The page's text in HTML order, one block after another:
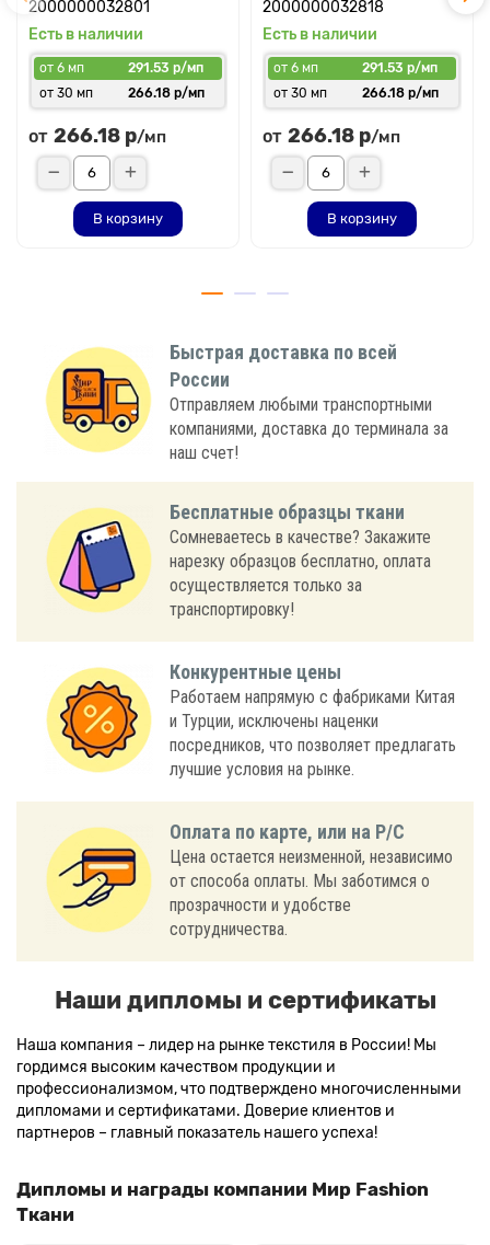
2000000032801
Есть в наличии
от 6 мп
291.53 р/мп
от 30 мп
266.18 р/мп
от 266.18 р/мп
В корзину
2000000032818
Есть в наличии
от 6 мп
291.53 р/мп
от 30 мп
266.18 р/мп
от 266.18 р/мп
В корзину
Быстрая доставка по всей
России
Отправляем любыми транспортными
компаниями, доставка до терминала за
наш счет!
Бесплатные образцы ткани
Сомневаетесь в качестве? Закажите
нарезку образцов бесплатно, оплата
осуществляется только за
транспортировку!
Конкурентные цены
Работаем напрямую с фабриками Китая
и Турции, исключены наценки
посредников, что позволяет предлагать
лучшие условия на рынке.
Оплата по карте, или на Р/С
Цена остается неизменной, независимо
от способа оплаты. Мы заботимся о
прозрачности и удобстве
сотрудничества.
Наши дипломы и сертификаты
Наша компания – лидер на рынке текстиля в России! Мы
гордимся высоким качеством продукции и
профессионализмом, что подтверждено многочисленными
дипломами и сертификатами. Доверие клиентов и
партнеров – главный показатель нашего успеха!
Дипломы и награды компании Мир Fashion
Ткани